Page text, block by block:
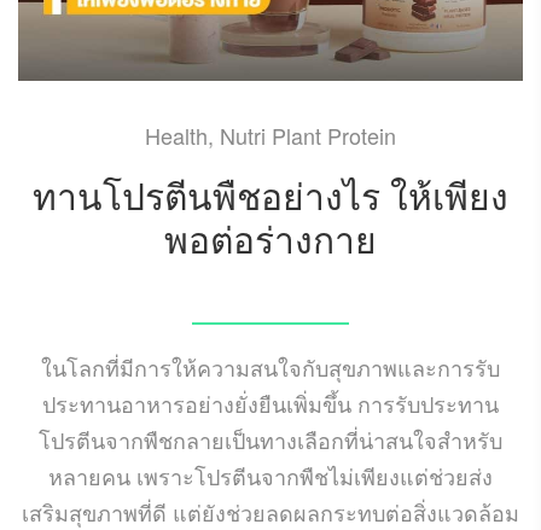
Health, Nutri Plant Protein
ทานโปรตีนพืชอย่างไร ให้เพียง
พอต่อร่างกาย
ในโลกที่มีการให้ความสนใจกับสุขภาพและการรับ
ประทานอาหารอย่างยั่งยืนเพิ่มขึ้น การรับประทาน
โปรตีนจากพืชกลายเป็นทางเลือกที่น่าสนใจสำหรับ
หลายคน เพราะโปรตีนจากพืชไม่เพียงแต่ช่วยส่ง
เสริมสุขภาพที่ดี แต่ยังช่วยลดผลกระทบต่อสิ่งแวดล้อม